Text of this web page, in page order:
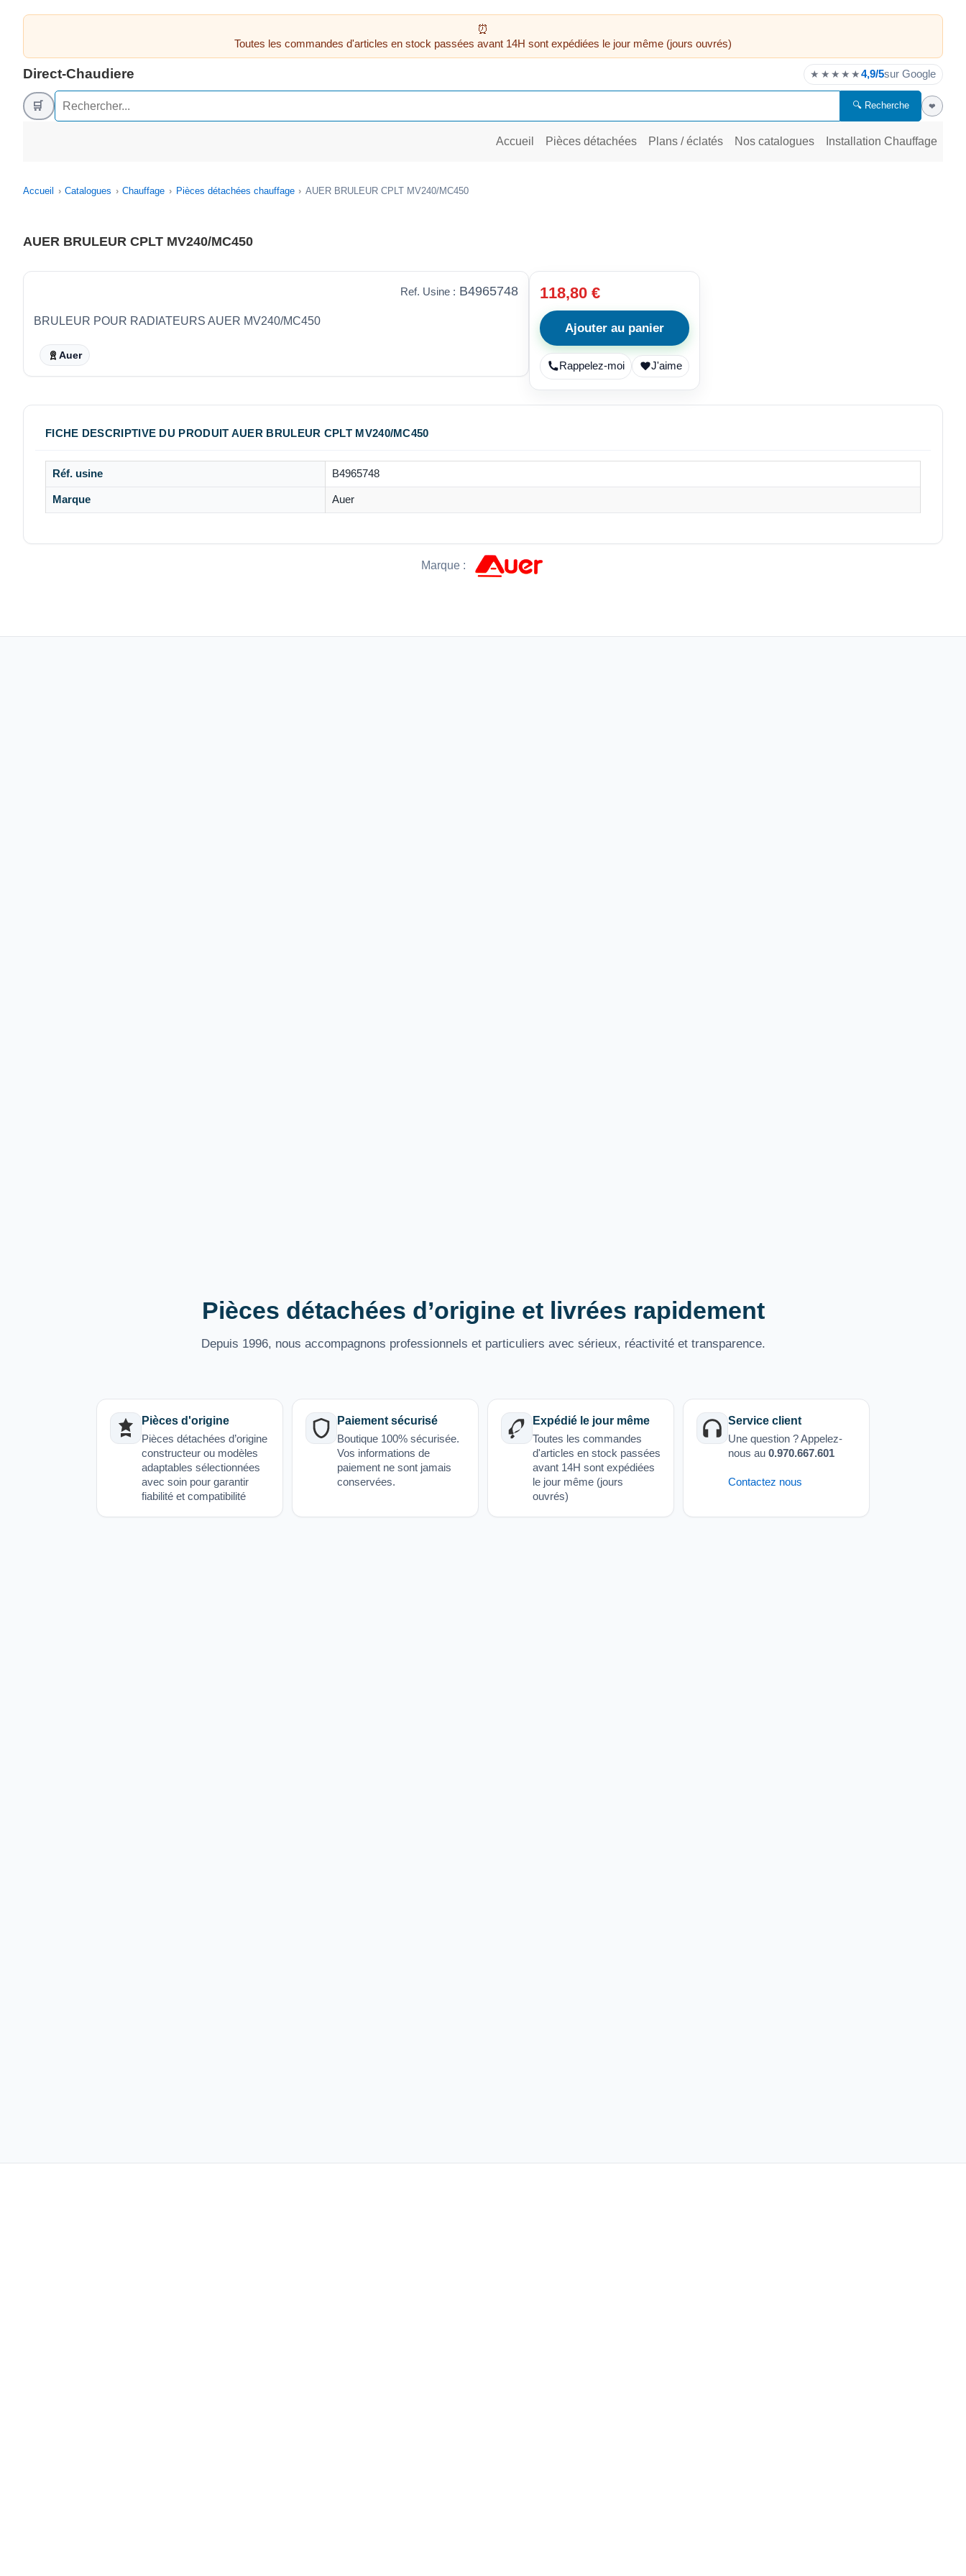
Toutes les commandes d'articles en stock passées avant 14H sont expédiées le jour même (jours ouvrés)
Direct-Chaudiere ★★★★★4,9/5sur Google
🛒 🔍 Recherche ❤
Accueil Pièces détachées Plans / éclatés Nos catalogues Installation Chauffage
Accueil Catalogues Chauffage Pièces détachées chauffage AUER BRULEUR CPLT MV240/MC450
AUER BRULEUR CPLT MV240/MC450
Ref. Usine : B4965748
BRULEUR POUR RADIATEURS AUER MV240/MC450
Auer
118,80 €
Ajouter au panier
Rappelez-moi J'aime
FICHE DESCRIPTIVE DU PRODUIT AUER BRULEUR CPLT MV240/MC450
Réf. usine B4965748
Marque Auer
Marque :
Pièces détachées d’origine et livrées rapidement
Depuis 1996, nous accompagnons professionnels et particuliers avec sérieux, réactivité et transparence.
Pièces d'origine
Pièces détachées d’origine
constructeur ou modèles
adaptables sélectionnées
avec soin pour garantir
fiabilité et compatibilité
Paiement sécurisé
Boutique 100% sécurisée.
Vos informations de
paiement ne sont jamais
conservées.
Expédié le jour même
Toutes les commandes
d'articles en stock passées
avant 14H sont expédiées
le jour même (jours
ouvrés)
Service client
Une question ? Appelez-
nous au 0.970.667.601
Contactez nous